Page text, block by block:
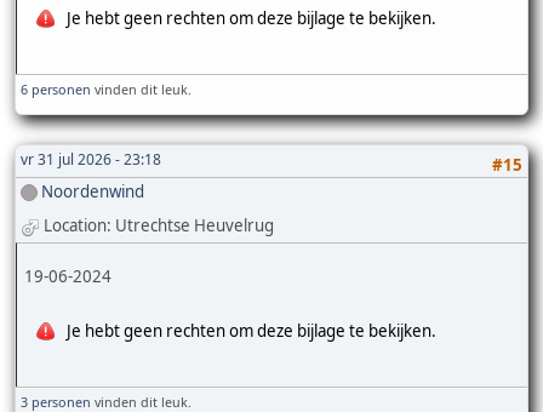
Je hebt geen rechten om deze bijlage te bekijken.
6 personen vinden dit leuk.
vr 31 jul 2026 - 23:18
#15
Noordenwind
Location: Utrechtse Heuvelrug
19-06-2024
Je hebt geen rechten om deze bijlage te bekijken.
3 personen vinden dit leuk.